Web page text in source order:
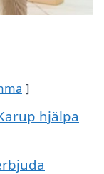
hjälpa